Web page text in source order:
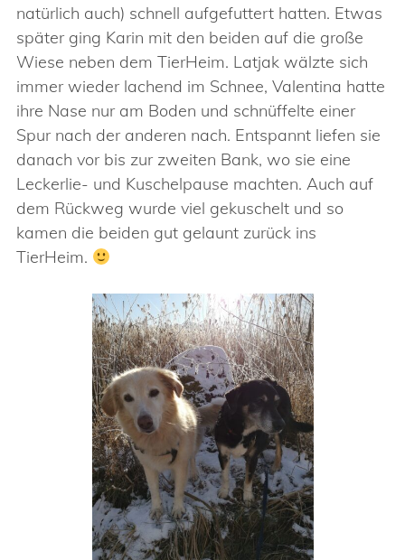
natürlich auch) schnell aufgefuttert hatten. Etwas
später ging Karin mit den beiden auf die große
Wiese neben dem TierHeim. Latjak wälzte sich
immer wieder lachend im Schnee, Valentina hatte
ihre Nase nur am Boden und schnüffelte einer
Spur nach der anderen nach. Entspannt liefen sie
danach vor bis zur zweiten Bank, wo sie eine
Leckerlie- und Kuschelpause machten. Auch auf
dem Rückweg wurde viel gekuschelt und so
kamen die beiden gut gelaunt zurück ins
TierHeim.